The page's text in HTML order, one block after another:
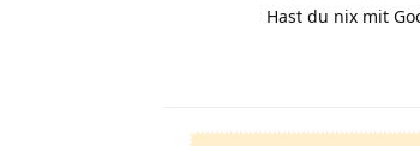
Hast du nix mit